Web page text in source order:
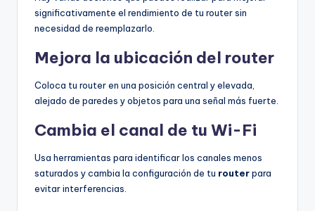
significativamente el rendimiento de tu router sin
necesidad de reemplazarlo.
Mejora la ubicación del router
Coloca tu router en una posición central y elevada,
alejado de paredes y objetos para una señal más fuerte.
Cambia el canal de tu Wi-Fi
Usa herramientas para identificar los canales menos
saturados y cambia la configuración de tu routerpara
evitar interferencias.